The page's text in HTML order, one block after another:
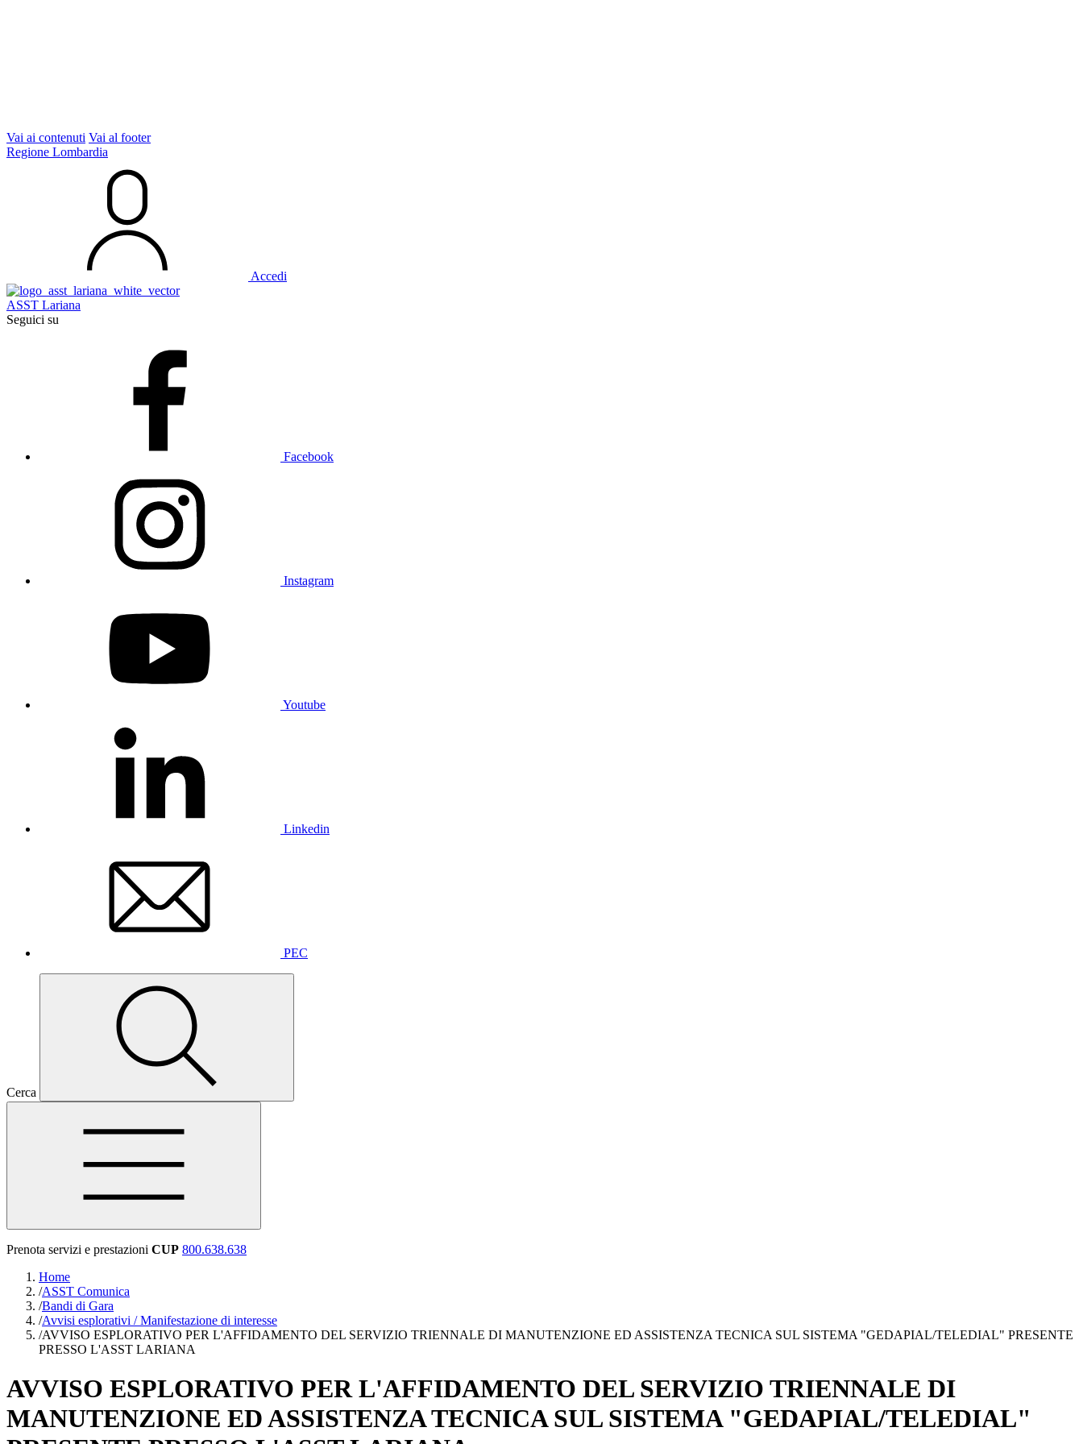
Vai ai contenuti Vai al footer
Regione Lombardia
Accedi
ASST Lariana
Seguici su
Facebook
Instagram
Youtube
Linkedin
PEC
Cerca
Prenota servizi e prestazioni CUP 800.638.638
Home
/ASST Comunica
/Bandi di Gara
/Avvisi esplorativi / Manifestazione di interesse
/AVVISO ESPLORATIVO PER L'AFFIDAMENTO DEL SERVIZIO TRIENNALE DI MANUTENZIONE ED ASSISTENZA TECNICA SUL SISTEMA "GEDAPIAL/TELEDIAL" PRESENTE
PRESSO L'ASST LARIANA
AVVISO ESPLORATIVO PER L'AFFIDAMENTO DEL SERVIZIO TRIENNALE DI
MANUTENZIONE ED ASSISTENZA TECNICA SUL SISTEMA "GEDAPIAL/TELEDIAL"